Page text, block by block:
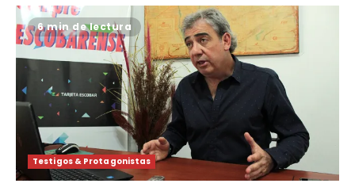
6 min de lectura
Testigos & Protagonistas